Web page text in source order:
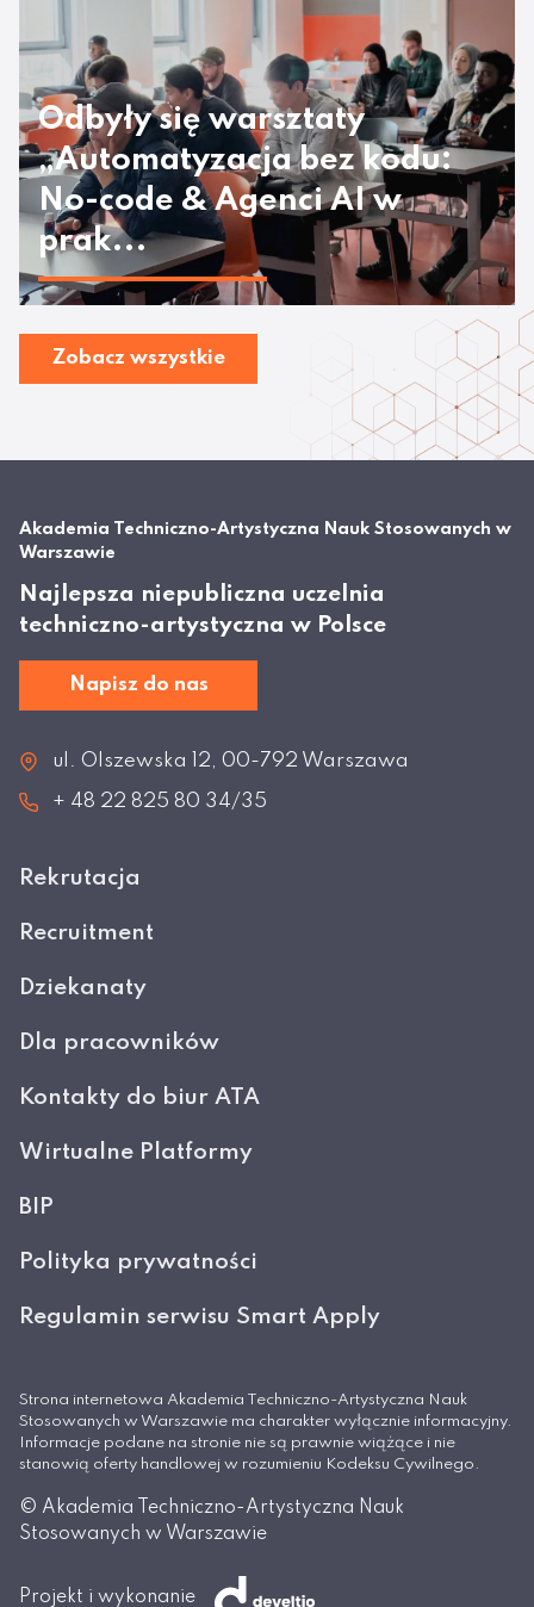
Odbyły się warsztaty
„Automatyzacja bez kodu:
No-code & Agenci AI w
prak...
Zobacz wszystkie
Akademia Techniczno-Artystyczna Nauk Stosowanych w
Warszawie
Najlepsza niepubliczna uczelnia
techniczno-artystyczna w Polsce
Napisz do nas
ul. Olszewska 12, 00-792 Warszawa
+ 48 22 825 80 34/35
Rekrutacja
Recruitment
Dziekanaty
Dla pracowników
Kontakty do biur ATA
Wirtualne Platformy
BIP
Polityka prywatności
Regulamin serwisu Smart Apply
Strona internetowa Akademia Techniczno-Artystyczna Nauk
Stosowanych w Warszawie ma charakter wyłącznie informacyjny.
Informacje podane na stronie nie są prawnie wiążące i nie
stanowią oferty handlowej w rozumieniu Kodeksu Cywilnego.
© Akademia Techniczno-Artystyczna Nauk
Stosowanych w Warszawie
Projekt i wykonanie